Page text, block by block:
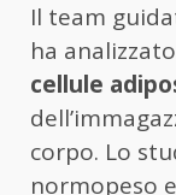
Il team
ha
cellule
corpo. Lo
normopeso